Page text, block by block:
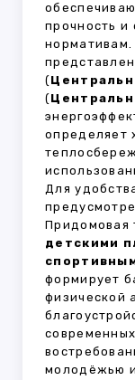
прочность и
(
(
определяет
Для
Придомовая
детскими
формирует
физической
молодёжью